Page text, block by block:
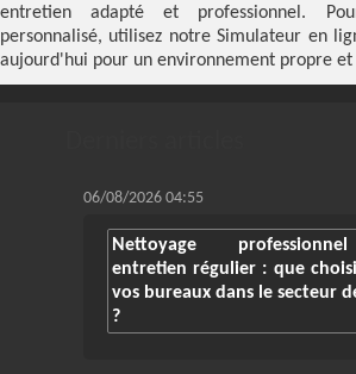
entretien adapté et professionnel.
personnalisé, utilisez notreSimulateur en
aujourd'hui pour un environnement propre et
06/08/2026 04:55
Nettoyage
entretien régulier : que
vos bureaux dans le secteur
?